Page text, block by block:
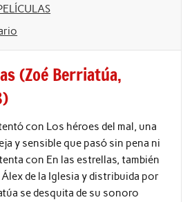
(Zoé Berriatúa,
con Los héroes del mal, una
y sensible que pasó sin pena ni
con En las estrellas, también
de la Iglesia y distribuida por
se desquita de su sonoro